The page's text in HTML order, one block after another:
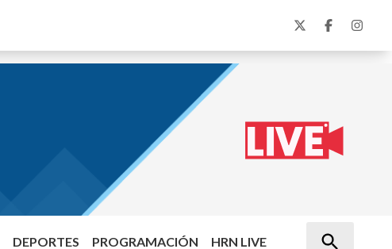
DEPORTES PROGRAMACIÓN HRN LIVE